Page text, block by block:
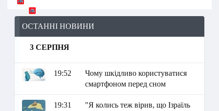
ОСТАННІ НОВИНИ
3 СЕРПНЯ
19:52
Чому шкідливо користуватися
смартфоном перед сном
19:31
"Я колись теж вірив, що Ізраїль